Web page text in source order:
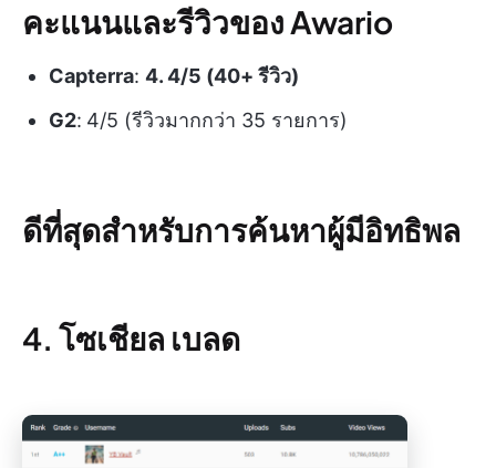
คะแนนและรีวิวของ Awario
Capterra: 4. 4/5 (40+ รีวิว)
G2: 4/5 (รีวิวมากกว่า 35 รายการ)
ดีที่สุดสำหรับการค้นหาผู้มีอิทธิพล
4. โซเชียล เบลด